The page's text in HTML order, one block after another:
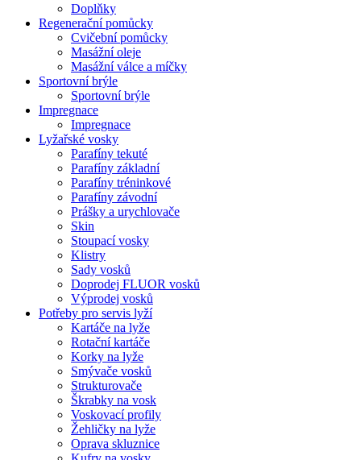
Doplňky
Regenerační pomůcky
Cvičební pomůcky
Masážní oleje
Masážní válce a míčky
Sportovní brýle
Sportovní brýle
Impregnace
Impregnace
Lyžařské vosky
Parafíny tekuté
Parafíny základní
Parafíny tréninkové
Parafíny závodní
Prášky a urychlovače
Skin
Stoupací vosky
Klistry
Sady vosků
Doprodej FLUOR vosků
Výprodej vosků
Potřeby pro servis lyží
Kartáče na lyže
Rotační kartáče
Korky na lyže
Smývače vosků
Strukturovače
Škrabky na vosk
Voskovací profily
Žehličky na lyže
Oprava skluznice